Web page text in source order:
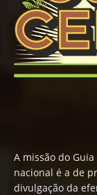
A missão do
nacional é a de
divulgação da